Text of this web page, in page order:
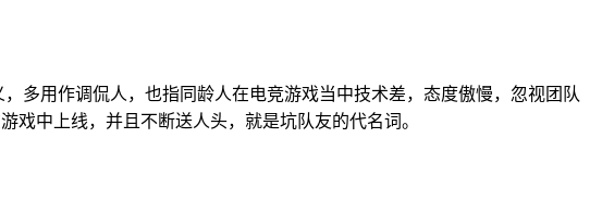
多用作调侃人，也指同龄人在电竞游戏当中技术差，态度傲慢，忽视团队
中上线，并且不断送人头，就是坑队友的代名词。